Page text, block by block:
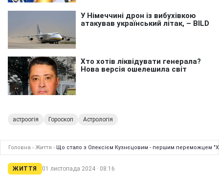
астроогія Гороскоп Астрологія
Головна › Життя › Що стало з Олексієм Кузнєцовим - першим переможцем
ЖИТТЯ 01 листопада 2024 · 08:16